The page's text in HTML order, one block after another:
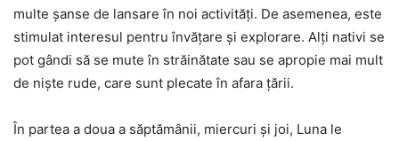
multe șanse de lansare în noi activități. De asemenea, este
stimulat interesul pentru învățare și explorare. Alți nativi se
pot gândi să se mute în străinătate sau se apropie mai mult
de niște rude, care sunt plecate în afara țării.
În partea a doua a săptămânii, miercuri și joi, Luna le